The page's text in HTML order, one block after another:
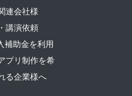
連会社様
講演依頼
補助金を利用
プリ制作を希
る企業様へ